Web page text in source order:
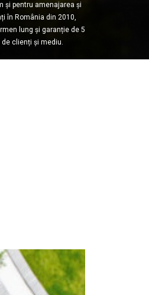
și pentru amenajarea și
în România din 2010,
lung și garanție de 5
clienți și mediu.